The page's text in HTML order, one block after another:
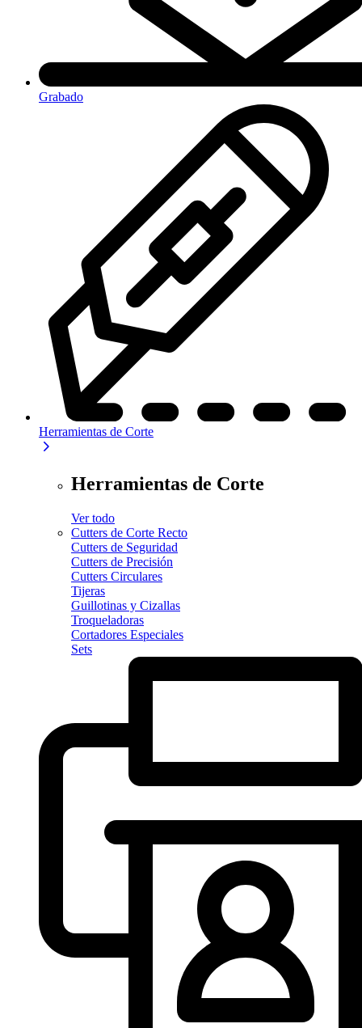
Grabado
Herramientas de Corte
Herramientas de Corte
Ver todo
Cutters de Corte Recto
Cutters de Seguridad
Cutters de Precisión
Cutters Circulares
Tijeras
Guillotinas y Cizallas
Troqueladoras
Cortadores Especiales
Sets